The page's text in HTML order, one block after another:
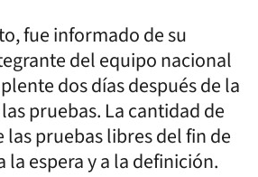
fue informado de su
del equipo nacional
dos días después de la
pruebas. La cantidad de
pruebas libres del fin de
la espera y a la definición.